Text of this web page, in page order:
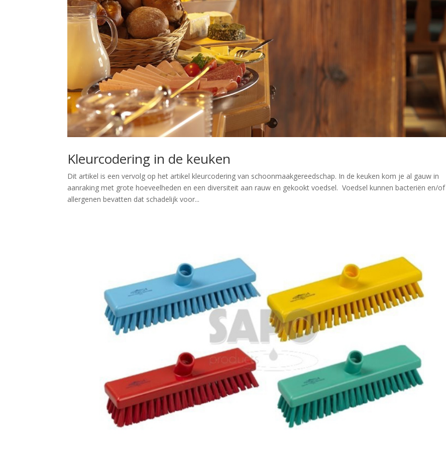
Kleurcodering in de keuken
Dit artikel is een vervolg op het artikel kleurcodering van schoonmaakgereedschap. In de keuken kom je al gauw in
aanraking met grote hoeveelheden en een diversiteit aan rauw en gekookt voedsel. Voedsel kunnen bacteriën en/of
allergenen bevatten dat schadelijk voor...